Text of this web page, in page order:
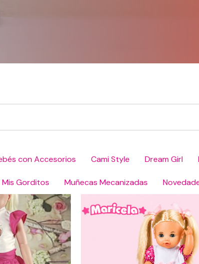
con Accesorios Cami Style Dream Girl
Mis Gorditos Muñecas Mecanizadas